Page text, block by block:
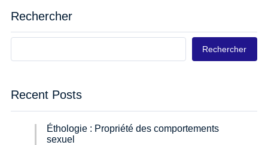
Rechercher
Rechercher
Recent Posts
Éthologie : Propriété des comportements
sexuel